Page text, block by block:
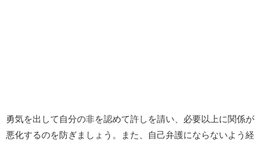
勇気を出して自分の非を認めて許しを請い、必要以上に関係が
悪化するのを防ぎましょう。また、自己弁護にならないよう経